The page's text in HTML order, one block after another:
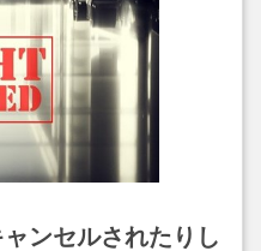
ンセルされたりし